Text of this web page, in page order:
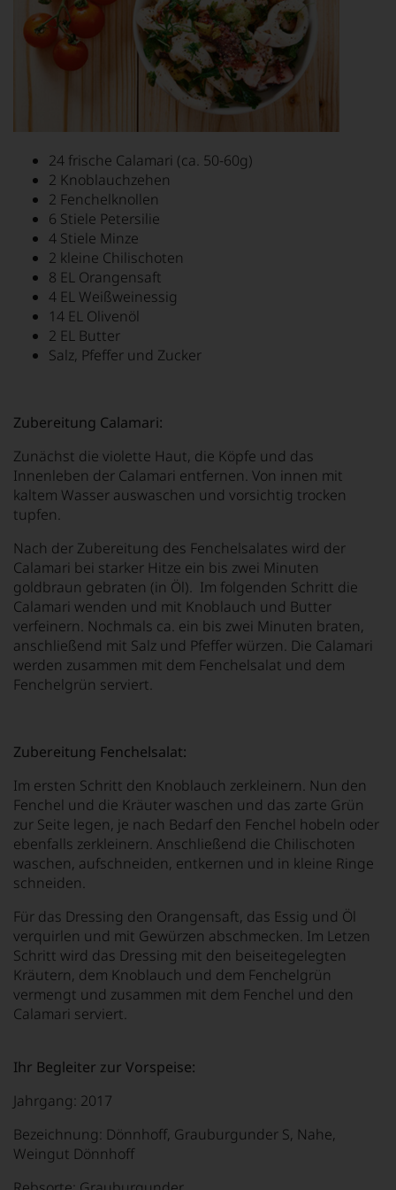
24 frische Calamari (ca. 50-60g)
2 Knoblauchzehen
2 Fenchelknollen
6 Stiele Petersilie
4 Stiele Minze
2 kleine Chilischoten
8 EL Orangensaft
4 EL Weißweinessig
14 EL Olivenöl
2 EL Butter
Salz, Pfeffer und Zucker
Zubereitung Calamari:
Zunächst die violette Haut, die Köpfe und das
Innenleben der Calamari entfernen. Von innen mit
kaltem Wasser auswaschen und vorsichtig trocken
tupfen.
Nach der Zubereitung des Fenchelsalates wird der
Calamari bei starker Hitze ein bis zwei Minuten
goldbraun gebraten (in Öl). Im folgenden Schritt die
Calamari wenden und mit Knoblauch und Butter
verfeinern. Nochmals ca. ein bis zwei Minuten braten,
anschließend mit Salz und Pfeffer würzen. Die Calamari
werden zusammen mit dem Fenchelsalat und dem
Fenchelgrün serviert.
Zubereitung Fenchelsalat:
Im ersten Schritt den Knoblauch zerkleinern. Nun den
Fenchel und die Kräuter waschen und das zarte Grün
zur Seite legen, je nach Bedarf den Fenchel hobeln oder
ebenfalls zerkleinern. Anschließend die Chilischoten
waschen, aufschneiden, entkernen und in kleine Ringe
schneiden.
Für das Dressing den Orangensaft, das Essig und Öl
verquirlen und mit Gewürzen abschmecken. Im Letzen
Schritt wird das Dressing mit den beiseitegelegten
Kräutern, dem Knoblauch und dem Fenchelgrün
vermengt und zusammen mit dem Fenchel und den
Calamari serviert.
Ihr Begleiter zur Vorspeise:
Jahrgang: 2017
Bezeichnung: Dönnhoff, Grauburgunder S, Nahe,
Weingut Dönnhoff